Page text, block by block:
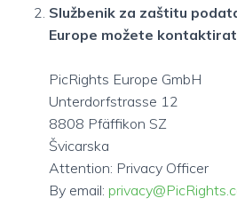
Službenik za zaštitu
Europe možete
PicRights Europe GmbH
Unterdorfstrasse 12
8808 Pfäffikon SZ
Švicarska
Attention: Privacy Officer
By email: